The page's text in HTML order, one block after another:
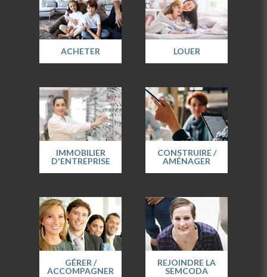
ACHETER LOUER
IMMOBILIER
D'ENTREPRISE
CONSTRUIRE /
AMÉNAGER
GÉRER /
ACCOMPAGNER
REJOINDRE LA
SEMCODA